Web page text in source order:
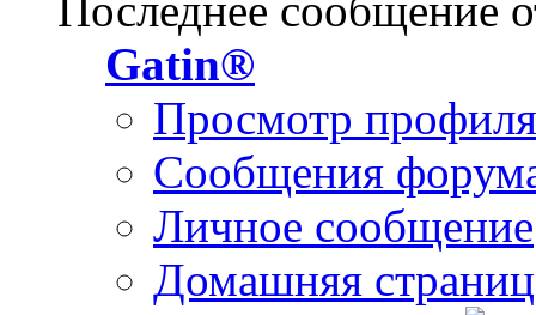
Последнее сообщение
Gatin®
Просмотр профиля
Сообщения
Личное сообщение
Домашняя